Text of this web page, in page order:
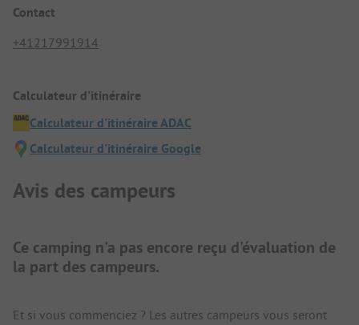
Contact
+41217991914
Calculateur d'itinéraire
Calculateur d'itinéraire ADAC
Calculateur d'itinéraire Google
Avis des campeurs
Ce camping n'a pas encore reçu d'évaluation de
la part des campeurs.
Et si vous commenciez ? Les autres campeurs vous seront